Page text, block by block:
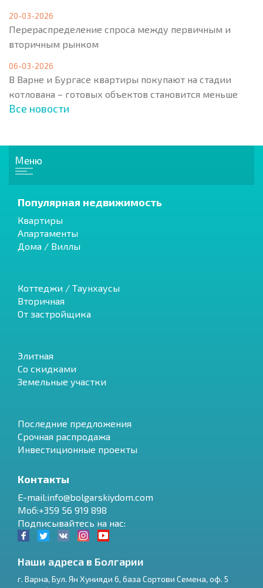
20-03-2026
Перераспределение спроса между первичным и
вторичным рынком
06-03-2026
В Варне и Бургасе квартиры покупают на стадии
котлована – готовых объектов становится меньше
Все новости
Меню
Популярная недвижимость
Квартиры
Апартаменты
Дома / Виллы
Коттеджи / Таунхаусы
Вторичная
От застройщика
Элитная
Со скидками
Земельные участки
Последние предложения
Срочная распродажа
Инвестиционные проекты
Контакты
E-mail:info@bolgarskiydom.com
Моб:+359 56 919 898
Подписывайтесь на нас:
Наши адреса в Болгарии
г. Варна, Бул. Ян Хунияди 6, база Сортови Семена, оф. 5